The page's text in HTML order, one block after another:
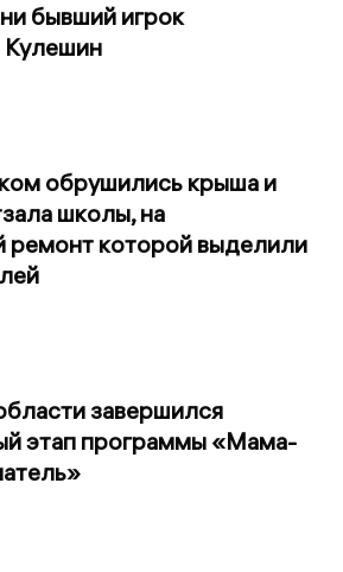
бывший игрок
Кулешин
обрушились крыша и
школы, на
ремонт которой выделили
завершился
этап программы «Мама-